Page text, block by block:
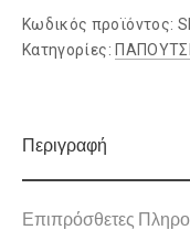
Κωδικός προϊόντος:
Κατηγορίες:
Περιγραφή
Επιπρόσθετες